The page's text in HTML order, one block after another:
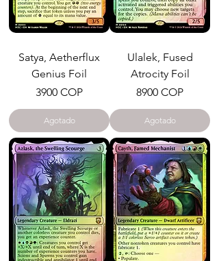
Satya, Aetherflux
Genius Foil
Precio
3900 COP
Agotado
Ulalek, Fused
Atrocity Foil
Precio
8900 COP
Agotado